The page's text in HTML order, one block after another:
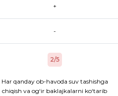
+
-
2/5
Har qanday ob-havoda suv tashishga
chiqish va og‘ir baklajkalarni ko‘tarib